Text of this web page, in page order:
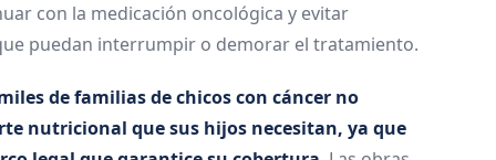
con la medicación oncológica y evitar
puedan interrumpir o demorar el tratamiento.
de familias de chicos con cáncer no
nutricional que sus hijos necesitan, ya que